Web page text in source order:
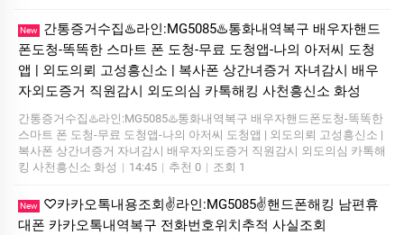
New
간통증거수집♨️라인:MG5085♨️통화내역복구 배우자핸드
폰도청-똑똑한 스마트 폰 도청-무료 도청앱-나의 아저씨 도청
앱 | 외도의뢰 고성흥신소 | 복사폰 상간녀증거 자녀감시 배우
자외도증거 직원감시 외도의심 카톡해킹 사천흥신소 화성
간통증거수집♨️라인:MG5085♨️통화내역복구 배우자핸드폰도청-똑똑한
스마트 폰 도청-무료 도청앱-나의 아저씨 도청앱 | 외도의뢰 고성흥신소 |
복사폰 상간녀증거 자녀감시 배우자외도증거 직원감시 외도의심 카톡해
킹 사천흥신소 화성 | 14:45 | 추천 0 | 조회 1
New
♡카카오톡내용조회✌️라인:MG5085✌️핸드폰해킹 남편휴
대폰 카카오톡내역복구 전화번호위치추적 사실조회